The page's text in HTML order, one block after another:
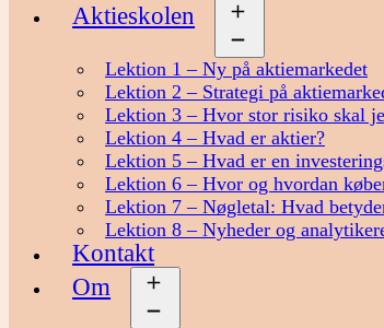
Aktieskolen
Lektion 1 – Ny på aktiemarkedet
Lektion 2 – Strategi på
Lektion 3 – Hvor stor risiko skal
Lektion 4 – Hvad er aktier?
Lektion 5 – Hvad er en
Lektion 6 – Hvor og hvordan
Lektion 7 – Nøgletal: Hvad
Lektion 8 – Nyheder og
Kontakt
Om